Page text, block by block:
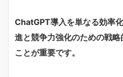
ChatGPT導入を単なる効率
進と競争力強化のための戦
ことが重要です。